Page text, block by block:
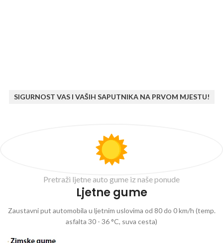
SIGURNOST VAS I VAŠIH SAPUTNIKA NA PRVOM MJESTU!
Pretraži ljetne auto gume iz naše ponude
Ljetne gume
Zaustavni put automobila u ljetnim uslovima od 80 do 0 km/h (temp.
asfalta 30 - 36 °C, suva cesta)